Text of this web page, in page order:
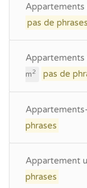
Appartements
pas de phrases
Appartements
m2 pas de
phrases
Appartement
phrases